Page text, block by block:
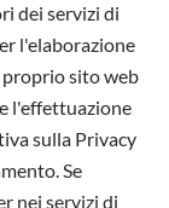
dei servizi di
l'elaborazione
proprio sito web
l'effettuazione
sulla Privacy
Se
nei servizi di